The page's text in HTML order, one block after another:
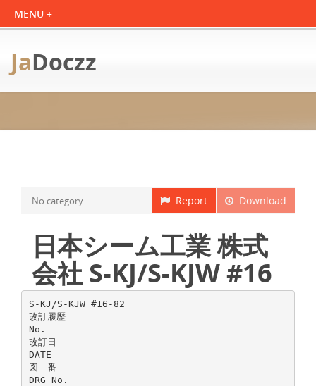
JaDoczz
Download
Report
No category
日本シーム工業 株式
会社 S-KJ/S-KJW #16
S-KJ/S-KJW #16-82
改訂履歴
No.
改訂日
DATE
図 番
DRG No.